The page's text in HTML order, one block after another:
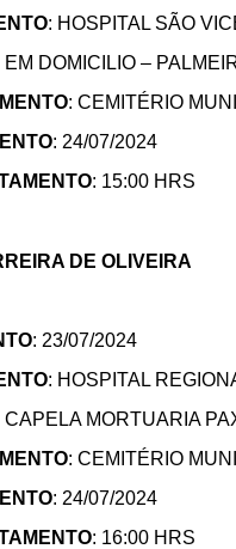
: HOSPITAL SÃO
EM DOMICILIO –
: CEMITÉRIO
: 24/07/2024
: 15:00 HRS
DE OLIVEIRA
: 23/07/2024
: HOSPITAL
CAPELA MORTUARIA
: CEMITÉRIO
: 24/07/2024
: 16:00 HRS